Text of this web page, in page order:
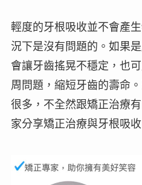
輕度的牙根吸收並不會產生
況下是沒有問題的 。如果
會讓牙齒搖晃不穩定，也
周問題，縮短牙齒的壽命
很多，不全然跟矯正治療
家分享矯正治療與牙根吸收